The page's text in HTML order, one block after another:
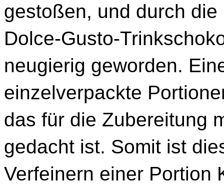
gestoßen, und durch
Dolce-Gusto-
neugierig geworden.
einzelverpackte
das für die Zubereitung
gedacht ist. Somit ist
Verfeinern einer Portion